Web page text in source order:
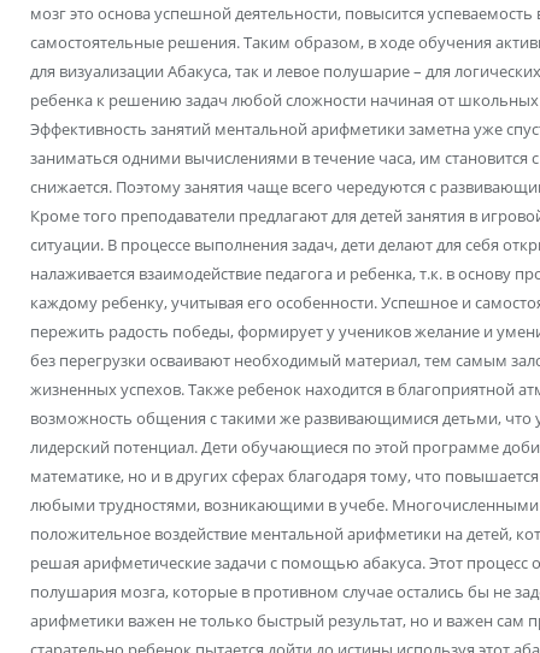
мозг это основа успешной деятельности, повысится
самостоятельные решения. Таким образом, в ходе обучения
для визуализации Абакуса, так и левое полушарие – для
ребенка к решению задач любой сложности начиная от
Эффективность занятий ментальной арифметики заметна уже
заниматься одними вычислениями в течение часа, им становится
снижается. Поэтому занятия чаще всего чередуются с
Кроме того преподаватели предлагают для детей занятия в
ситуации. В процессе выполнения задач, дети делают для себя
налаживается взаимодействие педагога и ребенка, т.к. в основу
каждому ребенку, учитывая его особенности. Успешное и
пережить радость победы, формирует у учеников желание и
без перегрузки осваивают необходимый материал, тем самым
жизненных успехов. Также ребенок находится в благоприятной
возможность общения с такими же развивающимися детьми,
лидерский потенциал. Дети обучающиеся по этой программе
математике, но и в других сферах благодаря тому, что
любыми трудностями, возникающими в учебе.
положительное воздействие ментальной арифметики на детей,
решая арифметические задачи с помощью абакуса. Этот процесс
полушария мозга, которые в противном случае остались бы не
арифметики важен не только быстрый результат, но и важен сам